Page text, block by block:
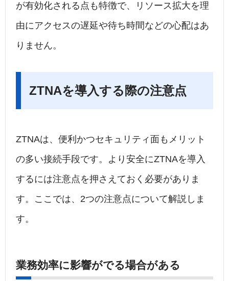
が有効化される点も特徴で、リソース拡大を理
由にアクセスの遅延や待ち時間などの心配はあ
りません。
ZTNAを導入する際の注意点
ZTNAは、便利かつセキュリティ面もメリット
の多い接続手段です。より安全にZTNAを導入
するには注意点を押さえておく必要がありま
す。ここでは、2つの注意点について解説しま
す。
業務効率に影響がでる場合がある